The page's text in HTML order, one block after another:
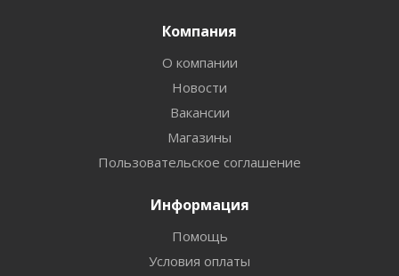
Компания
О компании
Новости
Вакансии
Магазины
Пользовательское соглашение
Информация
Помощь
Условия оплаты